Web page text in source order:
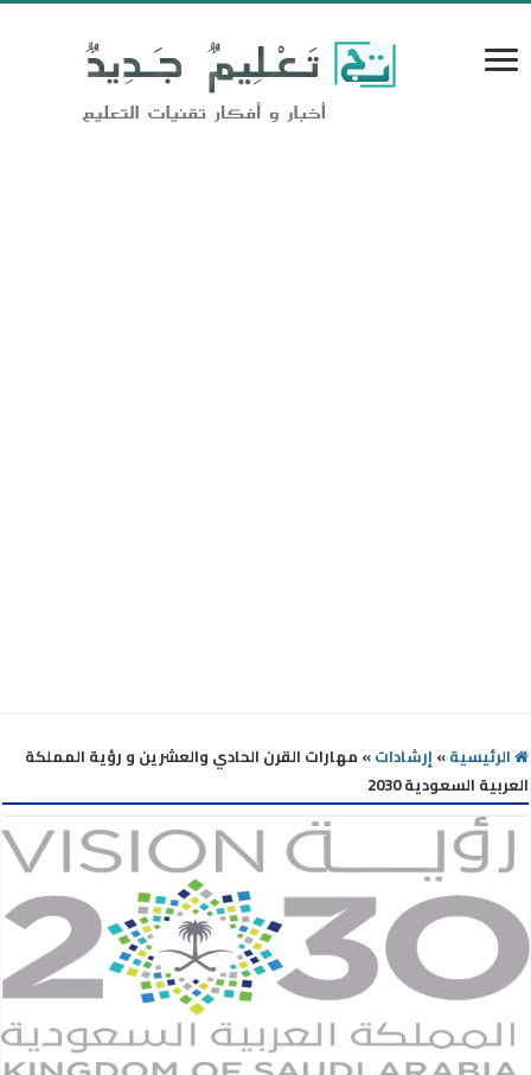
الرئيسية» إرشادات» مهارات القرن الحادي والعشرين و رؤية المملكة
العربية السعودية 2030